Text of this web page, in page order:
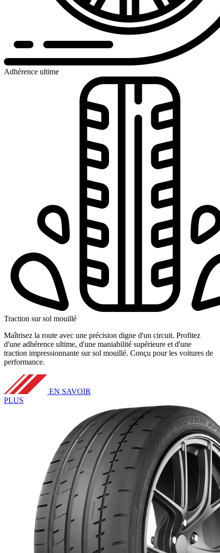
Adhérence ultime
Traction sur sol mouillé
Maîtrisez la route avec une précision digne d'un circuit. Profitez
d'une adhérence ultime, d'une maniabilité supérieure et d'une
traction impressionnante sur sol mouillé. Conçu pour les voitures de
performance.
EN SAVOIR
PLUS